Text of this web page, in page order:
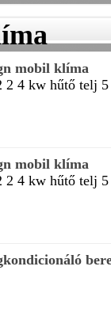
mobil klíma
2 4 kw hűtő telj
mobil klíma
2 4 kw hűtő telj